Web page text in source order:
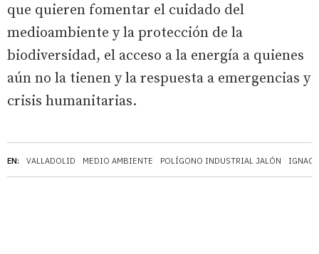
EN: VALLADOLID MEDIO AMBIENTE POLÍGONO INDUSTRIAL JALÓN
que quieren fomentar el cuidado del
medioambiente y la protección de la
biodiversidad, el acceso a la energía a quienes
aún no la tienen y la respuesta a emergencias y
crisis humanitarias.